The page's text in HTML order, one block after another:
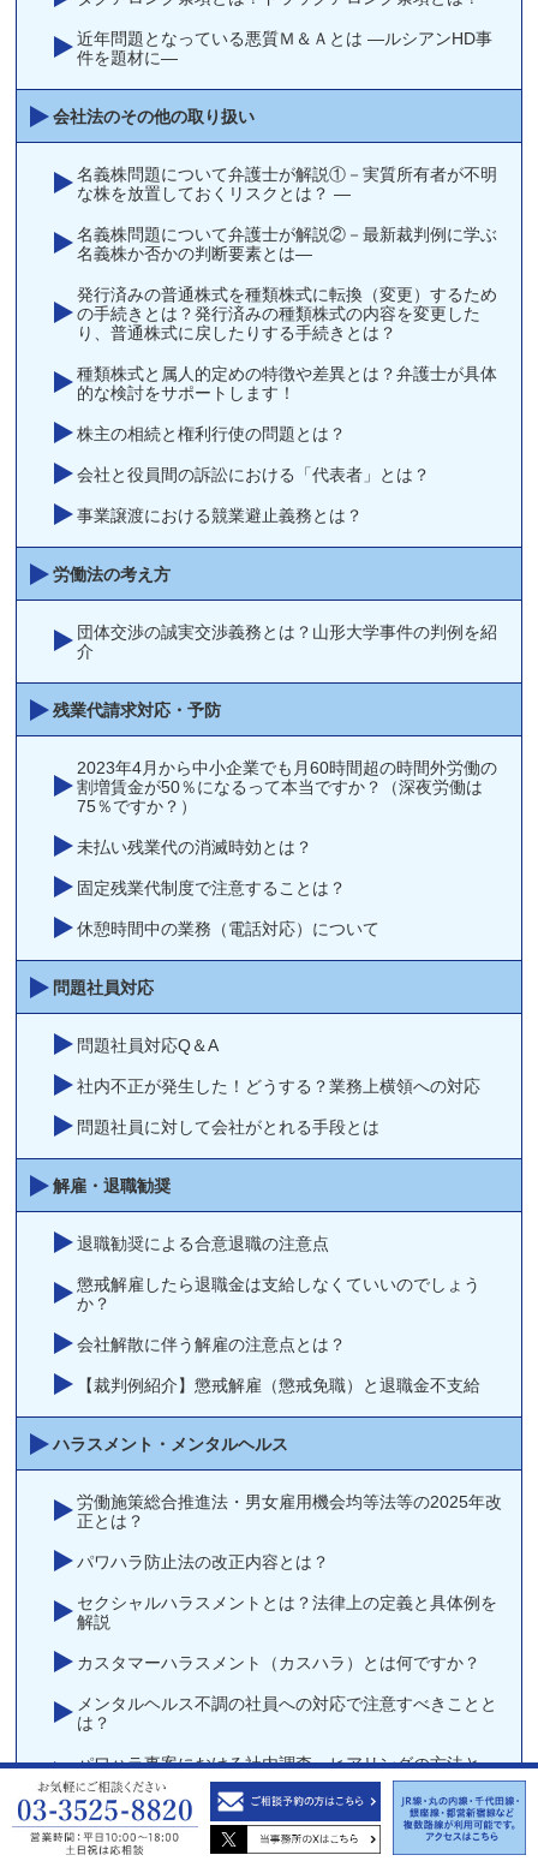
近年問題となっている悪質Ｍ＆Ａとは ―ルシアンHD事
件を題材に―
会社法のその他の取り扱い
名義株問題について弁護士が解説①－実質所有者が不明
な株を放置しておくリスクとは？ —
名義株問題について弁護士が解説②－最新裁判例に学ぶ
名義株か否かの判断要素とは―
発行済みの普通株式を種類株式に転換（変更）するため
の手続きとは？発行済みの種類株式の内容を変更した
り、普通株式に戻したりする手続きとは？
種類株式と属人的定めの特徴や差異とは？弁護士が具体
的な検討をサポートします！
株主の相続と権利行使の問題とは？
会社と役員間の訴訟における「代表者」とは？
事業譲渡における競業避止義務とは？
労働法の考え方
団体交渉の誠実交渉義務とは？山形大学事件の判例を紹
介
残業代請求対応・予防
2023年4月から中小企業でも月60時間超の時間外労働の
割増賃金が50％になるって本当ですか？（深夜労働は
75％ですか？）
未払い残業代の消滅時効とは？
固定残業代制度で注意することは？
休憩時間中の業務（電話対応）について
問題社員対応
問題社員対応Q＆A
社内不正が発生した！どうする？業務上横領への対応
問題社員に対して会社がとれる手段とは
解雇・退職勧奨
退職勧奨による合意退職の注意点
懲戒解雇したら退職金は支給しなくていいのでしょう
か？
会社解散に伴う解雇の注意点とは？
【裁判例紹介】懲戒解雇（懲戒免職）と退職金不支給
ハラスメント・メンタルヘルス
労働施策総合推進法・男女雇用機会均等法等の2025年改
正とは？
パワハラ防止法の改正内容とは？
セクシャルハラスメントとは？法律上の定義と具体例を
解説
カスタマーハラスメント（カスハラ）とは何ですか？
メンタルヘルス不調の社員への対応で注意すべきことと
は？
パワハラ事案における社内調査・ヒアリングの方法と
は？
逆パワーハラスメント（逆パワハラ）とは？